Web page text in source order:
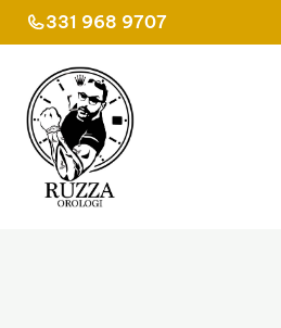
al
contenuto
331 968 9707